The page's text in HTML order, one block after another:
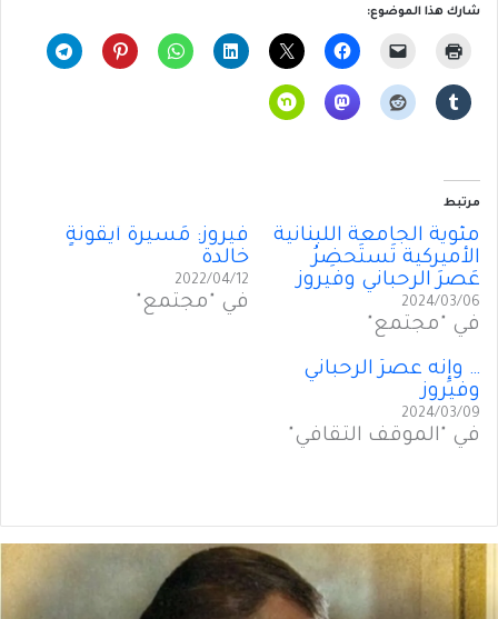
شارك هذا الموضوع:
مرتبط
مئويةُ الجامعة اللبنانية
الأميركية تَستَحضِرُ
عَصرَ الرحباني وفيروز
2024/03/06
في "مجتمع"
فيروز: مَسيرةُ أَيقونَةٍ
خالدة
2022/04/12
في "مجتمع"
… وإِنه عصرُ الرحباني
وفيروز
2024/03/09
في "الموقف الثقافي"